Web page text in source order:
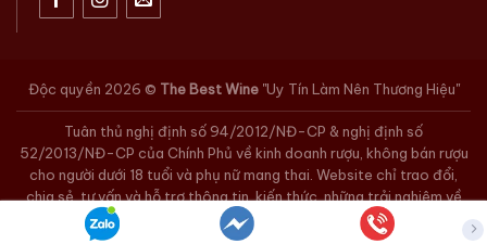
Độc quyền 2026 © The Best Wine"Uy Tín Làm Nên Thương Hiệu"
Tuân thủ nghị định số 94/2012/NĐ-CP & nghị định số
52/2013/NĐ-CP của Chính Phủ về kinh doanh rượu, không bán rượu
cho người dưới 18 tuổi và phụ nữ mang thai. Website chỉ trao đổi,
chia sẻ, tư vấn và hỗ trợ thông tin, kiến thức, những trải nghiệm về
rượu. Quý khách có nhu cầu vui lòng liên hệ số hotline. Xin chân
thành cám ơn.